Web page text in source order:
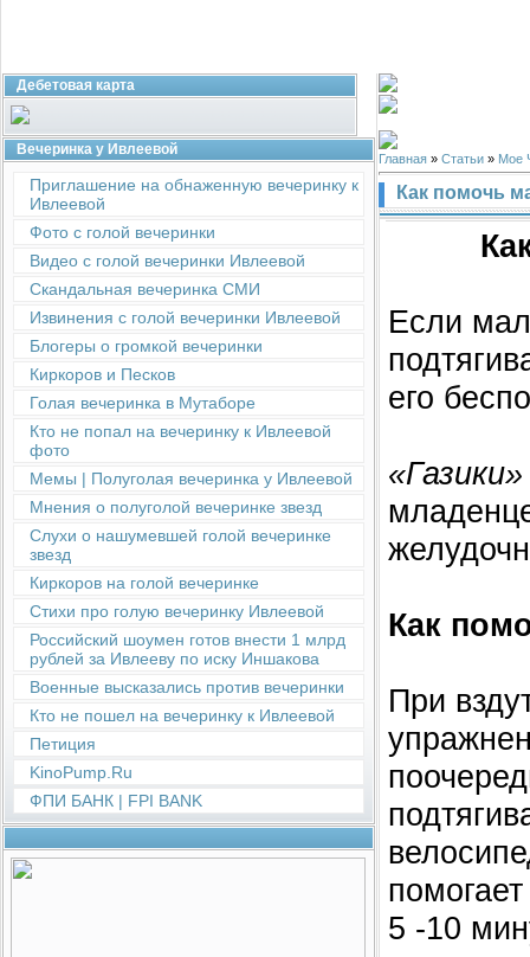
Дебетовая карта
Вечеринка у Ивлеевой
Приглашение на обнаженную вечеринку к
Ивлеевой
Фото с голой вечеринки
Видео с голой вечеринки Ивлеевой
Скандальная вечеринка СМИ
Извинения с голой вечеринки Ивлеевой
Блогеры о громкой вечеринки
Киркоров и Песков
Голая вечеринка в Мутаборе
Кто не попал на вечеринку к Ивлеевой
фото
Мемы | Полуголая вечеринка у Ивлеевой
Мнения о полуголой вечеринке звезд
Слухи о нашумевшей голой вечеринке
звезд
Киркоров на голой вечеринке
Стихи про голую вечеринку Ивлеевой
Российский шоумен готов внести 1 млрд
рублей за Ивлееву по иску Иншакова
Военные высказались против вечеринки
Кто не пошел на вечеринку к Ивлеевой
Петиция
KinoPump.Ru
ФПИ БАНК | FPI BANK
Главная » Статьи » Мое
Как помочь
Если
его
Как
При
5 -10